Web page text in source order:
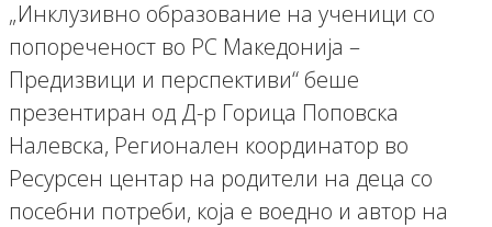
„Инклузивно образование на ученици со
попореченост во РС Македонија –
Предизвици и перспективи“ беше
презентиран од Д-р Горица Поповска
Налевска, Регионален координатор во
Ресурсен центар на родители на деца со
посебни потреби, која е воедно и автор на